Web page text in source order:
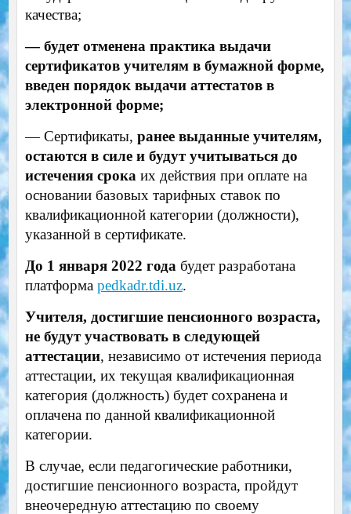
качества;
— будет отменена практика выдачи
сертификатов учителям в бумажной форме,
введен порядок выдачи аттестатов в
электронной форме;
— Сертификаты, ранее выданные учителям,
остаются в силе и будут учитываться до
истечения срока их действияпри оплате на
основании базовых тарифных ставок по
квалификационной категории (должности),
указанной в сертификате.
До 1 января 2022 года будет разработана
платформа pedkadr.tdi.uz.
Учителя, достигшие пенсионного возраста,
не будут участвовать в следующей
аттестации, независимо от истечения периода
аттестации, их текущая квалификационная
категория (должность) будет сохранена и
оплачена по данной квалификационной
категории.
В случае, если педагогические работники,
достигшие пенсионного возраста, пройдут
внеочередную аттестацию по своему